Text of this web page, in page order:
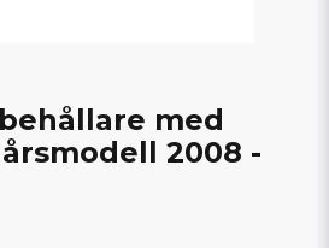
med
2008 -